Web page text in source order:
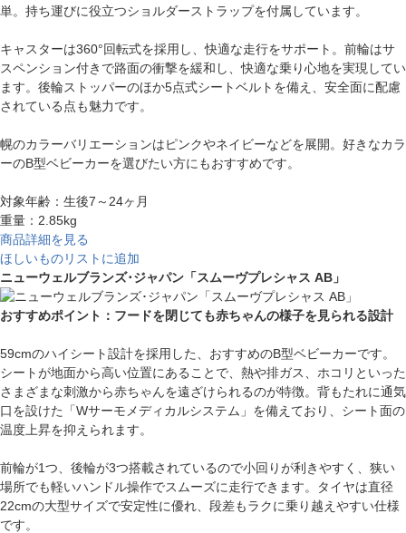
単。持ち運びに役立つショルダーストラップを付属しています。
キャスターは360°回転式を採用し、快適な走行をサポート。前輪はサ
スペンション付きで路面の衝撃を緩和し、快適な乗り心地を実現してい
ます。後輪ストッパーのほか5点式シートベルトを備え、安全面に配慮
されている点も魅力です。
幌のカラーバリエーションはピンクやネイビーなどを展開。好きなカラ
ーのB型ベビーカーを選びたい方にもおすすめです。
対象年齢：生後7～24ヶ月
重量：2.85kg
商品詳細を見る
ほしいものリストに追加
ニューウェルブランズ･ジャパン「スムーヴプレシャス AB」
おすすめポイント：フードを閉じても赤ちゃんの様子を見られる設計
59cmのハイシート設計を採用した、おすすめのB型ベビーカーです。
シートが地面から高い位置にあることで、熱や排ガス、ホコリといった
さまざまな刺激から赤ちゃんを遠ざけられるのが特徴。背もたれに通気
口を設けた「Wサーモメディカルシステム」を備えており、シート面の
温度上昇を抑えられます。
前輪が1つ、後輪が3つ搭載されているので小回りが利きやすく、狭い
場所でも軽いハンドル操作でスムーズに走行できます。タイヤは直径
22cmの大型サイズで安定性に優れ、段差もラクに乗り越えやすい仕様
です。